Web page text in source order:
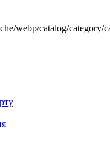
webp/catalog/category/